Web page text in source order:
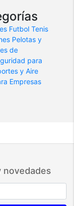
Futbol Tenis
Pelotas y
de
para
y Aire
Empresas
novedades